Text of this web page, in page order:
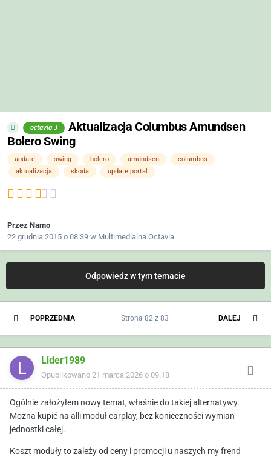
octavia 3
Aktualizacja Columbus Amundsen
Bolero Swing
update swing bolero amundsen
columbus
aktualizacja
skoda update portal
Przez Namo
22 grudnia 2015 o 08:39 w Multimedialna Octavia
Odpowiedz w tym temacie
POPRZEDNIA DALEJ
Strona 82 z 83
Lider1989
Opublikowano 21 marca 2026 o 09:18
Ogólnie założyłem nowy temat, właśnie do takiej alternatywy.
Można kupić na alli moduł carplay, bez konieczności wymian
jednostki całej.
Koszt moduły to zależy od ceny i promocji u naszych my frend